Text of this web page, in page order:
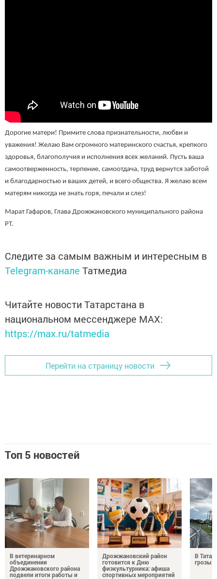
Дорогие матери! Примите слова признательности, любви и
уважения! Желаю Вам огромного материнского счастья, крепкого
здоровья, благополучия и исполнения всех желаний. Пусть ваша
самоотверженность, терпение, самоотдача, труд вернутся заботой
и благодарностью и ваших детей, и всего общества. Я желаю всем
матерям никогда не знать горя, печали и слез!
Марат Гафаров, Глава Дрожжановского муниципального района
РТ.
Следите за самым важным и интересным в
Telegram-канале Татмедиа
Читайте новости Татарстана в
национальном мессенджере MАХ:
https://max.ru/tatmedia
Перейти на страницу новости
Топ 5 новостей
В ветеринарном
объединении
Дрожжановского района
подвели итоги работы и
Дрожжановский район
готовится к Дню
физкультурника: афиша
спортивных мероприятий
В
грозы